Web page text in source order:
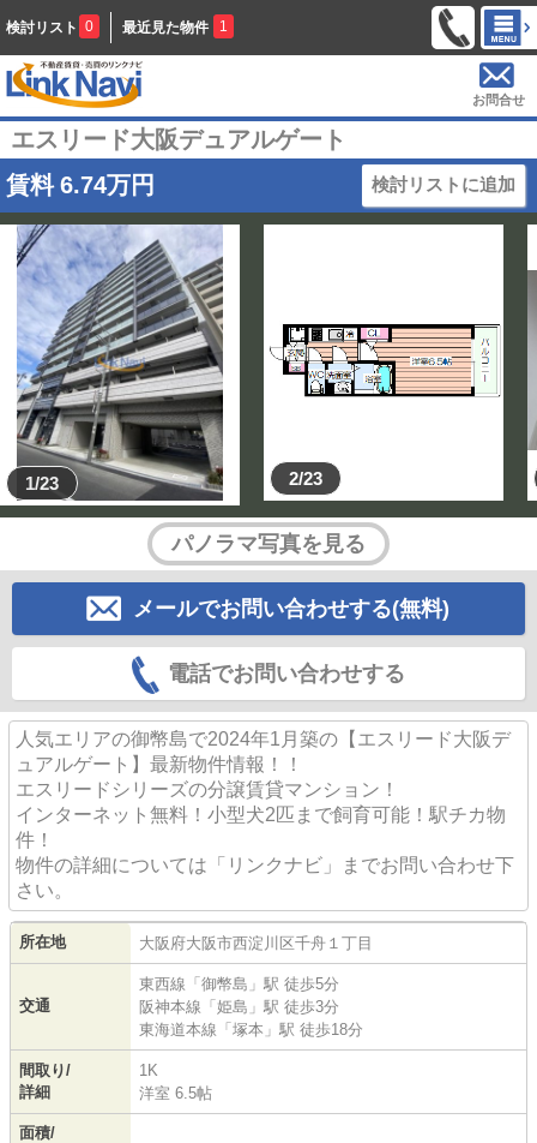
検討リスト 0 最近見た物件 1
お問合せ
エスリード大阪デュアルゲート
賃料 6.74万円 検討リストに追加
1/23 2/23
パノラマ写真を見る
メールでお問い合わせする(無料)
電話でお問い合わせする
人気エリアの御幣島で2024年1月築の【エスリード大阪デ
ュアルゲート】最新物件情報！！
エスリードシリーズの分譲賃貸マンション！
インターネット無料！小型犬2匹まで飼育可能！駅チカ物
件！
物件の詳細については「リンクナビ」までお問い合わせ下
さい。
所在地 大阪府大阪市西淀川区千舟 １丁目
交通
東西線 「 御幣島 」駅 徒歩5分
阪神本線 「 姫島 」駅 徒歩3分
東海道本線 「 塚本 」駅 徒歩18分
間取り/
詳細
1K
洋室 6.5帖
面積/